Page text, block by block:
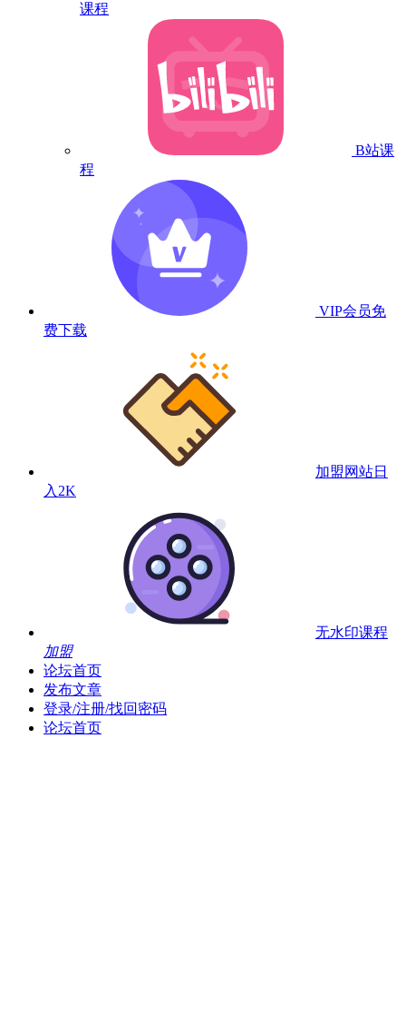
课程
B站课
程
VIP会员免
费下载
加盟网站日
入2K
无水印课程
加盟
论坛首页
发布文章
登录/注册/找回密码
论坛首页